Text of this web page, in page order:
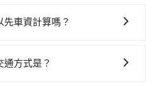
過新竹縣領有合法執照的計程車
車接送，則每人平均花費約
只提供最基本的車型，如Toyota
詬病的就是車況，打開車門才
你無法提前預約，或偏好臨時
綜合以上，無論在價格或服務
時勾選下方選項：「預定來
車資計算嗎？
時掌握交通開支。
方式是？